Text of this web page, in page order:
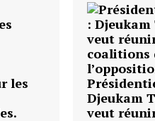
Djeukam
veut